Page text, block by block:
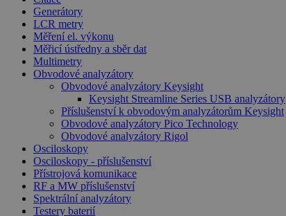
Generátory
LCR metry
Měření el. výkonu
Měřicí ústředny a sběr dat
Multimetry
Obvodové analyzátory
Obvodové analyzátory Keysight
Keysight Streamline Series USB analyzátory
Příslušenství k obvodovým analyzátorům Keysight
Obvodové analyzátory Pico Technology
Obvodové analyzátory Rigol
Osciloskopy
Osciloskopy - příslušenství
Přístrojová komunikace
RF a MW příslušenství
Spektrální analyzátory
Testery baterií